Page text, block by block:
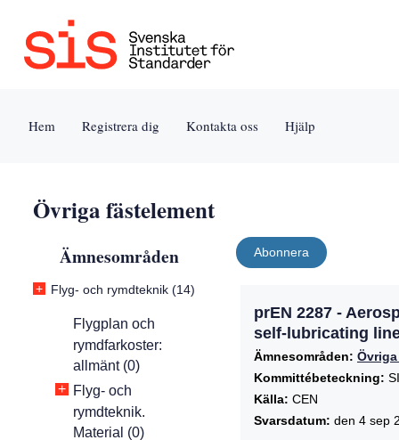
Jump
Tillgänglighet
Användarvillkor
Hem Registrera dig Kontakta oss Hjälp
Övriga fästelement
Ämnesområden
+ Flyg- och rymdteknik (14)
Flygplan och
rymdfarkoster:
allmänt (0)
+ Flyg- och
rymdteknik.
Material (0)
Abonnera
prEN 2287 -
self-lubricating
Ämnesområden:
Kommittébeteckning:
Källa: CEN
Svarsdatum: den 4 sep